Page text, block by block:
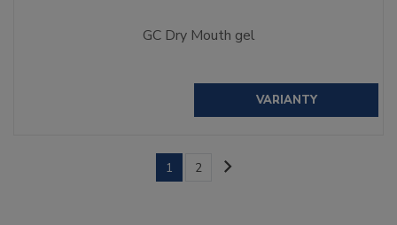
GC Dry Mouth gel
VARIANTY
1 2